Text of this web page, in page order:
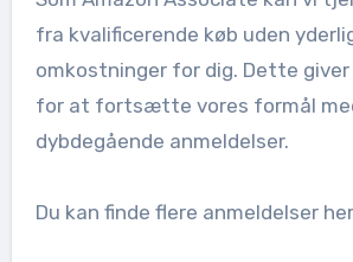
fra kvalificerende køb uden
omkostninger for dig. Dette giver
for at fortsætte vores formål
dybdegående anmeldelser.
Du kan finde flere anmeldelser